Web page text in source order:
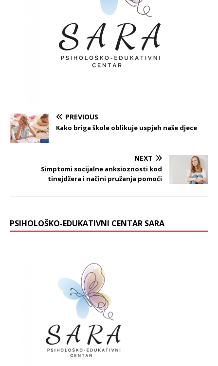
PREVIOUS
Kako briga škole oblikuje uspjeh naše djece
NEXT
Simptomi socijalne anksioznosti kod
tinejdžera i načini pružanja pomoći
PSIHOLOŠKO-EDUKATIVNI CENTAR SARA